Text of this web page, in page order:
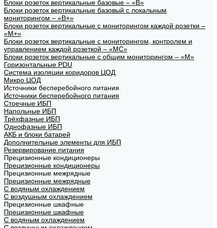
Блоки розеток вертикальные базовые – «В»
Блоки розеток вертикальные базовый с локальным
мониторингом – «В+»
Блоки розеток вертикальные с мониторингом каждой розетки –
«М+»
Блоки розеток вертикальные с мониторингом, контролем и
управлением каждой розеткой – «МС»
Блоки розеток вертикальные с общим мониторингом – «М»
Горизонтальные PDU
Система изоляции коридоров ЦОД
Микро ЦОД
Источники бесперебойного питания
Источники бесперебойного питания
Стоечные ИБП
Напольные ИБП
Трёхфазные ИБП
Однофазные ИБП
АКБ и блоки батарей
Дополнительные элементы для ИБП
Резервирование питания
Прецизионные кондиционеры
Прецизионные кондиционеры
Прецизионные межрядные
Прецизионные межрядные
С водяным охлаждением
С воздушным охлаждением
Прецизионные шкафные
Прецизионные шкафные
С водяным охлаждением